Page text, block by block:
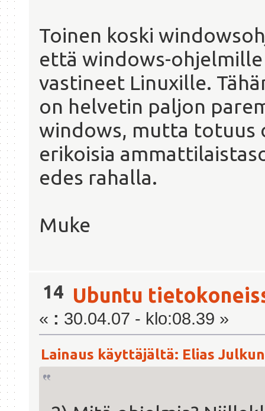
Toinen koski
että windows-
vastineet Linuxille.
on helvetin paljon
windows, mutta totuus
erikoisia
edes rahalla.
Muke
14 Ubuntu
« : 30.04.07 - klo:08.39 »
Lainaus käyttäjältä: Elias